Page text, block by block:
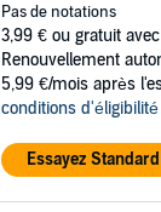
Pas de notations
3,99 € ou gratuit
Renouvellement
5,99 €/mois après
conditions d'éligibilité
Essayez